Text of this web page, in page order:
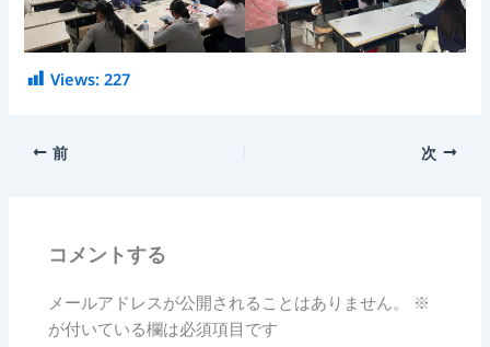
Views: 227
前 次
コメントする
メールアドレスが公開されることはありません。
※
が付いている欄は必須項目です